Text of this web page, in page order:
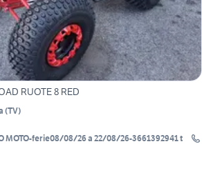
RUOTE 8 RED
(TV)
MOTO-ferie08/08/26 a 22/08/26-3661392941 t